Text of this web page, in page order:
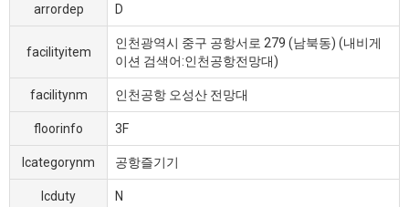
arrordep D
facilityitem
인천광역시 중구 공항서로 279 (남북동) (내비게
이션 검색어:인천공항전망대)
facilitynm 인천공항 오성산 전망대
floorinfo 3F
lcategorynm 공항즐기기
lcduty N